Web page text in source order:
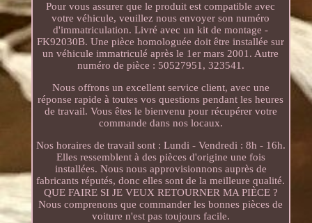
Pour vous assurer que le produit est compatible avec
votre véhicule, veuillez nous envoyer son numéro
d'immatriculation. Livré avec un kit de montage -
FK92030B. Une pièce homologuée doit être installée sur
un véhicule immatriculé après le 1er mars 2001. Autre
numéro de pièce : 50527951, 323541.
Nous offrons un excellent service client, avec une
réponse rapide à toutes vos questions pendant les heures
de travail. Vous êtes le bienvenu pour récupérer votre
commande dans nos locaux.
Nos horaires de travail sont : Lundi - Vendredi : 8h - 16h.
Elles ressemblent à des pièces d'origine une fois
installées. Nous nous approvisionnons auprès de
fabricants réputés, donc elles sont de la meilleure qualité.
QUE FAIRE SI JE VEUX RETOURNER MA PIÈCE ?
Nous comprenons que commander les bonnes pièces de
voiture n'est pas toujours facile.